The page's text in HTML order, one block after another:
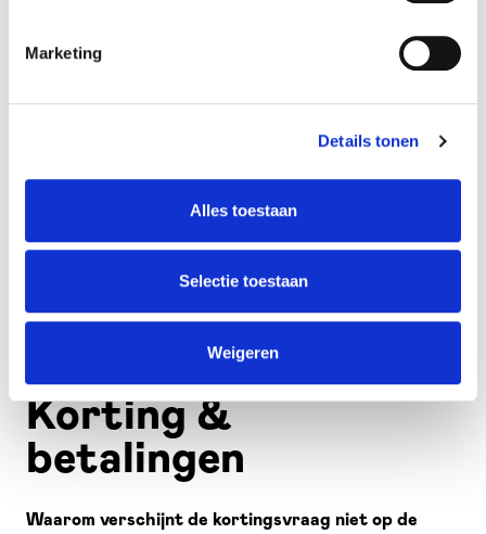
Marketing
Details tonen
Alles toestaan
Selectie toestaan
Weigeren
Log in via
www.waowdeals.com
Voor export van transacties: klik op‘Export’.
Korting &
betalingen
Waarom verschijnt de kortingsvraag niet op de